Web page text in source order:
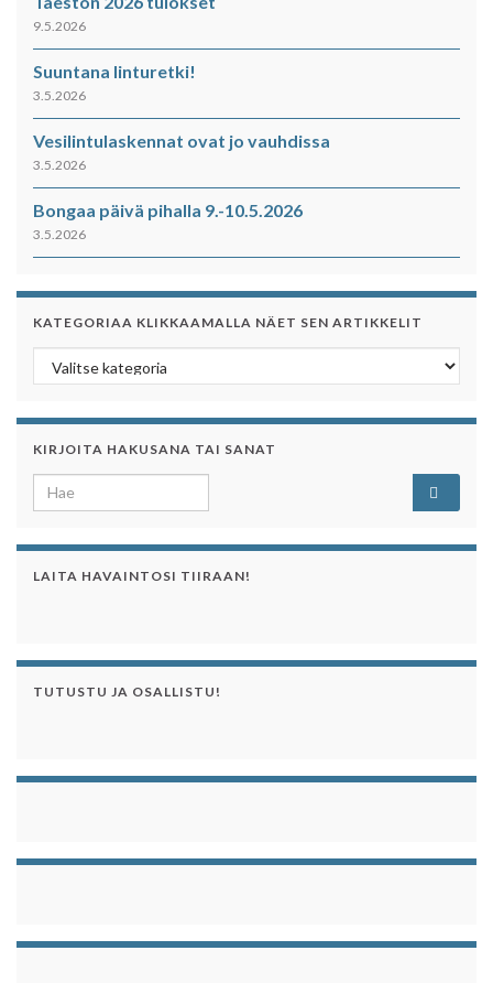
9.5.2026
Suuntana linturetki!
3.5.2026
Vesilintulaskennat ovat jo vauhdissa
3.5.2026
Bongaa päivä pihalla 9.-10.5.2026
3.5.2026
KATEGORIAA KLIKKAAMALLA NÄET SEN ARTIKKELIT
Kategoriaa klikkaamalla näet sen artikkelit
KIRJOITA HAKUSANA TAI SANAT
Search for:
LAITA HAVAINTOSI TIIRAAN!
TUTUSTU JA OSALLISTU!